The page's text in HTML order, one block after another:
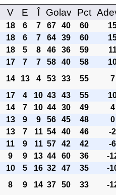
V E Î Golav Pct
18 6 7 67 40 60
18 6 7 64 39 60
18 5 8 46 36 59
17 7 7 58 40 58
14 13 4 53 33 55
7
17 4 10 43 43 55
14 7 10 44 30 49
4
13 9 9 56 45 48
0
13 7 11 54 40 46
-2
11 9 11 57 42 42
-6
9 9 13 44 60 36
-
10 5 16 32 47 35
-
8 9 14 37 50 33
-